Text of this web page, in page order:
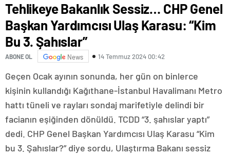
Tehlikeye Bakanlık Sessiz… CHP Genel
Başkan Yardımcısı Ulaş Karasu: “Kim
Bu 3. Şahıslar”
ABONE OL News 14 Temmuz 2024 00:42
Geçen Ocak ayının sonunda, her gün on binlerce
kişinin kullandığı Kağıthane-İstanbul Havalimanı Metro
hattı tüneli ve rayları sondaj marifetiyle delindi bir
facianın eşiğinden dönüldü. TCDD “3. şahıslar yaptı”
dedi. CHP Genel Başkan Yardımcısı Ulaş Karasu “Kim
bu 3. Şahıslar?” diye sordu, Ulaştırma Bakanı sessiz